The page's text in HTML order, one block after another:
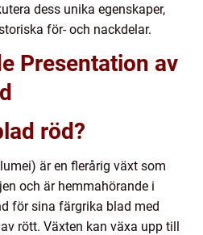
dess unika egenskaper,
för- och nackdelar.
Presentation av
röd?
är en flerårig växt som
och är hemmahörande i
för sina färgrika blad med
rött. Växten kan växa upp till